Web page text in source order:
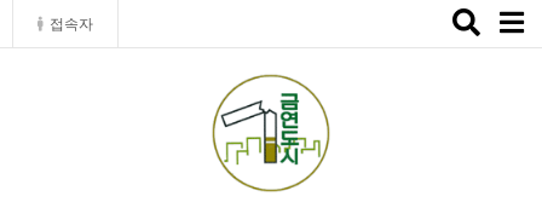
접속자
Toggle